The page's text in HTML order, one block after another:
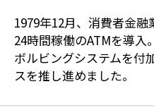
1979年12月、消費者金融
24時間稼働のATMを導入
ボルビングシステムを付
スを推し進めました。